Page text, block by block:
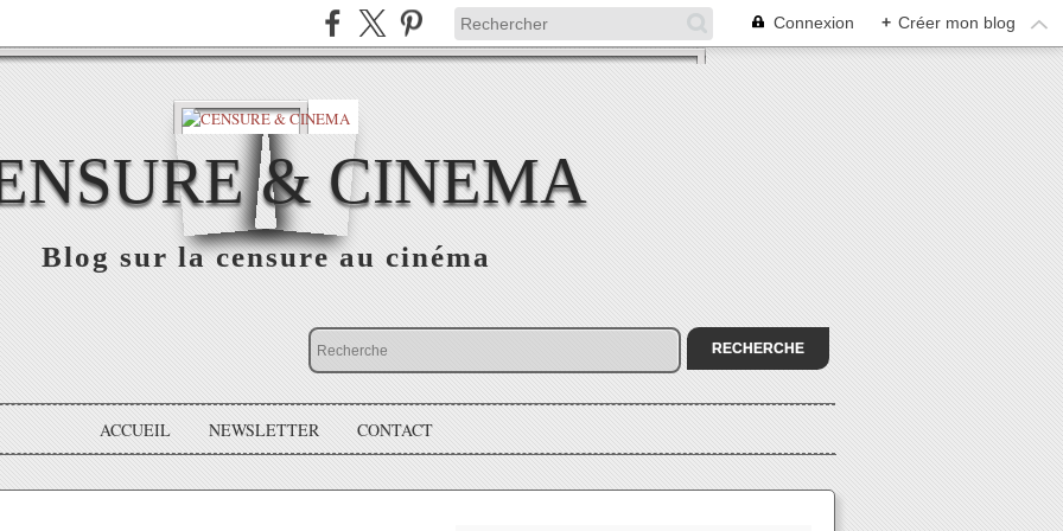
Connexion + Créer mon blog
& CINEMA
Blog sur la censure au cinéma
ACCUEIL NEWSLETTER CONTACT